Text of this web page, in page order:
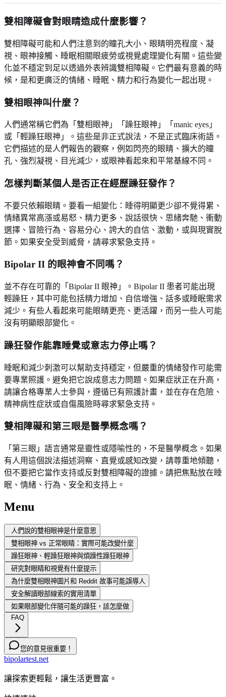
雙相障礙會對眼睛造成什麼影響？
雙相障礙可能和人們注意到的瞳孔大小、眼睛明亮程度、凝
視、眼神接觸、睡眠相關眼疲勞或視覺處理變化有關。這些變
化並不穩定到足以透過外表辨識雙相障礙。它們最有意義的時
候，是和更廣泛的情緒、睡眠、精力和行為變化一起出現。
雙相眼神叫什麼？
人們通常稱它們為「雙相眼神」「躁狂眼神」「manic eyes」
或「輕躁狂眼神」。這些是非正式說法，不是正式臨床術語。
它們描述的是人們報告的觀察，例如閃亮的眼睛、擴大的瞳
孔、強烈凝視、目光減少，或眼神看起來和平常基線不同。
怎樣判斷某個人是否正在經歷躁狂發作？
不要只依賴眼睛。要看一組變化：睡得明顯更少卻不覺得累、
情緒異常高漲或易怒、精力更多、說話很快、思緒奔馳、衝動
選擇、冒險行為、容易分心、誇大的自信、激動，或與現實脫
節。如果安全受到威脅，請尋求緊急支持。
Bipolar II 的眼神會不同嗎？
並不存在可靠的「Bipolar II 眼神」。Bipolar II 患者可能出現
輕躁狂，其中可能包括精力增加、自信增強、話多或睡眠需求
減少。有些人看起來可能眼睛更亮、更活躍，而另一些人可能
沒有明顯眼部變化。
躁狂發作能靠睡覺或意志力停止嗎？
睡眠和減少刺激可以幫助支持穩定，但嚴重的情緒發作可能需
要專業照護。避免把它說成意志力問題。如果症狀正在升高，
請讓合格專業人士參與，遵循已有照護計畫，並在存在危險、
精神病性症狀或自傷風險時尋求緊急支持。
雙相障礙和第三眼是醫學概念嗎？
「第三眼」語言通常是靈性或隱喻性的，不是醫學概念。如果
有人用這個說法描述洞察、直覺或感知改變，請尊重地傾聽，
但不要把它當作支持或反對雙相障礙的證據。請把焦點放在睡
眠、情緒、行為、安全和支持上。
Menu
人們說的雙相眼神是什麼意思
雙相眼神 vs 正常眼睛：實際可能改變什麼
躁狂眼神、輕躁狂眼神與煩躁性躁狂眼神
研究對眼睛和視覺有什麼提示
為什麼雙相眼神圖片和 Reddit 故事可能誤導人
安全解讀眼部線索的實用清單
如果眼部變化伴隨可能的躁狂，該怎麼做
FAQ
您的意見很重要！
bipolartest.net
讓探索更輕鬆，讓生活更豐富。